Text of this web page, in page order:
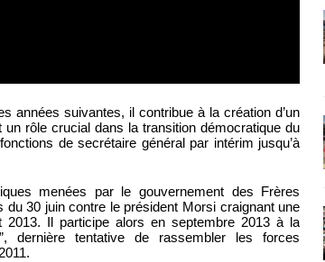
années suivantes, il contribue à la création d’un
rôle crucial dans la transition démocratique du
de secrétaire général par intérim jusqu’à
menées par le gouvernement des Frères
30 juin contre le président Morsi craignant une
Il participe alors en septembre 2013 à la
dernière tentative de rassembler les forces